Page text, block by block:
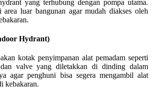
yang terhubung dengan pompa utama.
area luar bangunan agar mudah diakses oleh
Hydrant)
kotak penyimpanan alat pemadam seperti
valve yang diletakkan di dinding dalam
agar penghuni bisa segera mengambil alat
kebakaran.